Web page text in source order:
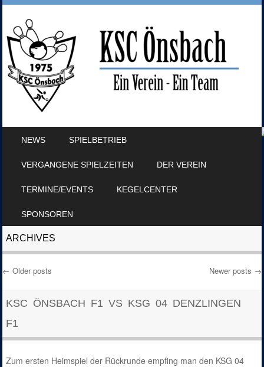
NEWS SPIELBETRIEB
VERGANGENE SPIELZEITEN DER VEREIN
TERMINE/EVENTS KEGELCENTER
SPONSOREN
ARCHIVES
Post navigation
← Older posts Newer posts →
KSC ÖNSBACH F1 VS KSG 04 DENZLINGEN
F1
Zum ersten Heimspiel der Rückrunde empfing man den KSG 04